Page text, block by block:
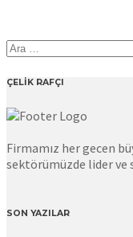
Arama:
ÇELİK RAFÇI
Firmamız her gecen
sektörümüzde lider ve
SON YAZILAR